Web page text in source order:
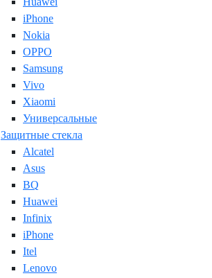
iPhone
Nokia
OPPO
Samsung
Vivo
Xiaomi
Универсальные
Защитные стекла
Alcatel
Asus
BQ
Huawei
Infinix
iPhone
Itel
Lenovo